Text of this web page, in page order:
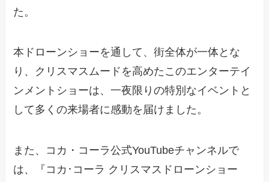
た。
本ドローンショーを通して、街全体が一体とな
り、クリスマスムードを高めたこのエンターテイ
ンメントショーは、一夜限りの特別なイベントと
して多くの来場者に感動を届けました。
また、コカ・コーラ公式YouTubeチャンネルで
は、『コカ･コーラ クリスマスドローンショー